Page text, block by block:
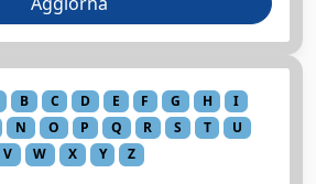
B C D E F G H
I
N O P Q R S T
U
V
W X Y Z